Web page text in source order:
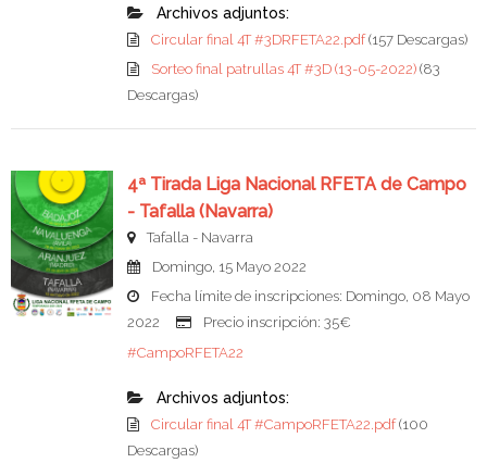
Archivos adjuntos:
Circular final 4T #3DRFETA22.pdf(157 Descargas)
Sorteo final patrullas 4T #3D (13-05-2022) (83
Descargas)
4ª Tirada Liga Nacional RFETA de Campo
- Tafalla (Navarra)
Tafalla - Navarra
Domingo, 15 Mayo 2022
Fecha límite de inscripciones: Domingo, 08 Mayo
2022
Precio inscripción: 35€
#CampoRFETA22
Archivos adjuntos:
Circular final 4T #CampoRFETA22.pdf(100
Descargas)